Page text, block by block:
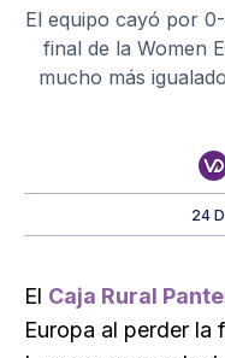
El equipo cayó por
final de la Women
mucho más
24
El Caja Rural
Europa al perder la